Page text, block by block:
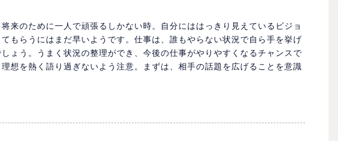
来のために一人で頑張るしかない時。自分にははっきり見えているビジョ
もらうにはまだ早いようです。仕事は、誰もやらない状況で自ら手を挙げ
ょう。うまく状況の整理ができ、今後の仕事がやりやすくなるチャンスで
想を熱く語り過ぎないよう注意。まずは、相手の話題を広げることを意識